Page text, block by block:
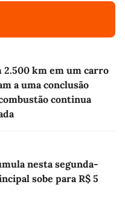
km em um carro
a uma conclusão
continua
nesta segunda-
sobe para R$ 5